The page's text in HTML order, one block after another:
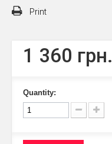
Print
1 360 грн.
Quantity: